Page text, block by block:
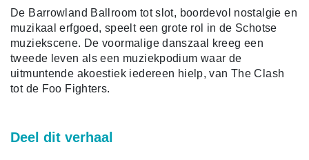
De Barrowland Ballroom tot slot, boordevol nostalgie en
muzikaal erfgoed, speelt een grote rol in de Schotse
muziekscene. De voormalige danszaal kreeg een
tweede leven als een muziekpodium waar de
uitmuntende akoestiek iedereen hielp, van The Clash
tot de Foo Fighters.
Deel dit verhaal